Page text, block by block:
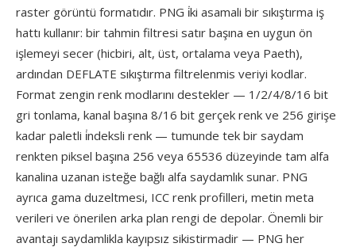
raster görüntü formatıdır. PNG i̇ki asamali bir sıkıştırma iş
hattı kullanır: bir tahmin filtresi satır başına en uygun ön
işlemeyi secer (hicbiri, alt, üst, ortalama veya Paeth),
ardından DEFLATE sıkıştırma filtrelenmis veriyi kodlar.
Format zengin renk modlarını destekler — 1/2/4/8/16 bit
gri tonlama, kanal başına 8/16 bit gerçek renk ve 256 girişe
kadar paletli i̇ndeksli renk — tumunde tek bir saydam
renkten piksel başına 256 veya 65536 düzeyinde tam alfa
kanalina uzanan isteğe bağlı alfa saydamlık sunar. PNG
ayrıca gama duzeltmesi, ICC renk profilleri, metin meta
verileri ve önerilen arka plan rengi de depolar. Önemli bir
avantajı saydamlikla kayıpsız sikistirmadir — PNG her